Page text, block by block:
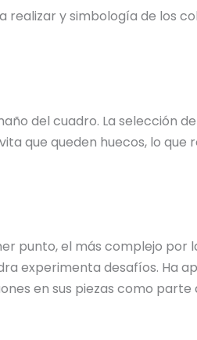
y simbología de los
del cuadro. La selección
que queden huecos, lo que
punto, el más complejo
experimenta desafíos. Ha
en sus piezas como parte